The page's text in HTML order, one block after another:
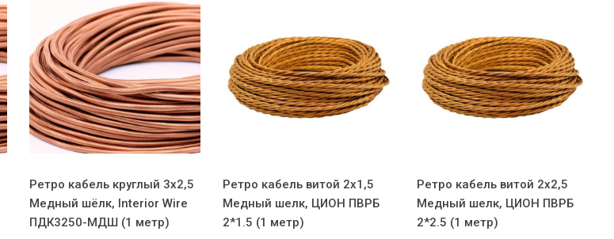
Ретро кабель круглый 3x2,5
Медный шёлк, Interior Wire
ПДК3250-МДШ (1 метр)
Ретро кабель витой 2x1,5
Медный шелк, ЦИОН ПВРБ
2*1.5 (1 метр)
Ретро кабель витой 2x2,5
Медный шелк, ЦИОН ПВРБ
2*2.5 (1 метр)